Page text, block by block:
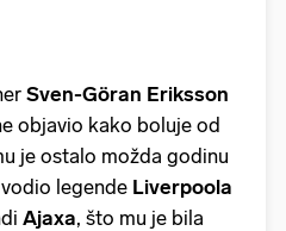
Sven-Göran Eriksson
objavio kako boluje od
je ostalo možda godinu
legende Liverpoola
Ajaxa, što mu je bila